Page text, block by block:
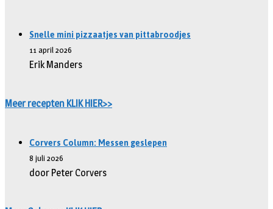
Snelle mini pizzaatjes van pittabroodjes
11 april 2026
Erik Manders
Meer recepten KLIK HIER>>
Corvers Column: Messen geslepen
8 juli 2026
door Peter Corvers